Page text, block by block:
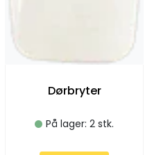
Dørbryter
På lager: 2 stk.